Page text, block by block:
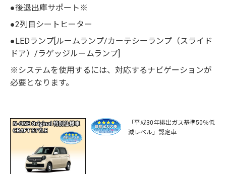
●後退出庫サポート※
●2列目シートヒーター
●LEDランプ[ルームランプ/カーテシーランプ（スライド
ドア）/ラゲッジルームランプ]
※システムを使用するには、対応するナビゲーションが
必要となります。
「平成30年排出ガス基準50％低
減レベル」認定車